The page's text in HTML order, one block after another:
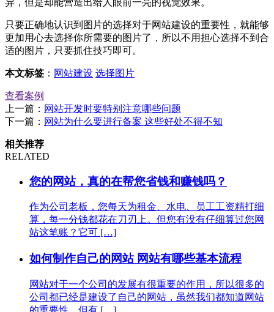
只要正确地认识到图片的选择对于网站建设的重要性，就能够
更加用心去选择你所需要的图片了，所以不用担心选择不到合
适的图片，只要抓住技巧即可。
本文标签 ： 网站建设 选择图片
查看案例
上一篇： 网站开发时要特别注意哪些问题
下一篇： 网站为什么要进行备案 这些好处不得不知
相关推荐
RELATED
您的网站，真的在帮您省钱和赚钱吗？
作为公司老板，您每天为租金、水电、员工工资精打细
算，每一分钱都花在刀刃上。但您有没有仔细算过您网
站这笔账？它可 […]
如何制作自己的网站 网站有哪些基本流程
网站对于一个公司的发展有很重要的作用，所以很多的
公司都已经是建设了自己的网站，虽然我们都知道网站
的重要性，但有 […]